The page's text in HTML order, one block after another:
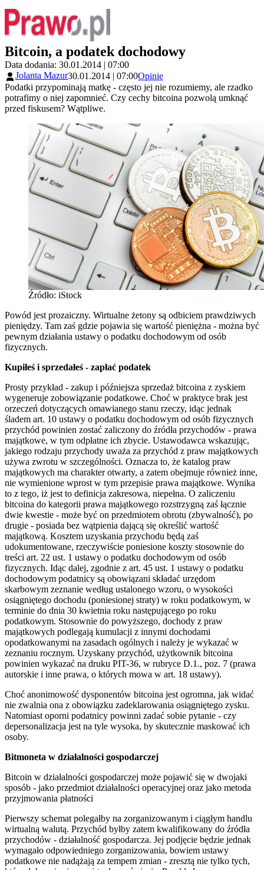
Bitcoin, a podatek dochodowy
Data dodania: 30.01.2014 | 07:00
Jolanta Mazur30.01.2014 | 07:00Opinie
Podatki przypominają matkę - często jej nie rozumiemy, ale rzadko
potrafimy o niej zapomnieć. Czy cechy bitcoina pozwolą umknąć
przed fiskusem? Wątpliwe.
Źródło: iStock
Powód jest prozaiczny. Wirtualne żetony są odbiciem prawdziwych
pieniędzy. Tam zaś gdzie pojawia się wartość pieniężna - można być
pewnym działania ustawy o podatku dochodowym od osób
fizycznych.
Kupiłeś i sprzedałeś - zapłać podatek
Prosty przykład - zakup i późniejsza sprzedaż bitcoina z zyskiem
wygeneruje zobowiązanie podatkowe. Choć w praktyce brak jest
orzeczeń dotyczących omawianego stanu rzeczy, idąc jednak
śladem art. 10 ustawy o podatku dochodowym od osób fizycznych
przychód powinien zostać zaliczony do źródła przychodów - prawa
majątkowe, w tym odpłatne ich zbycie. Ustawodawca wskazując,
jakiego rodzaju przychody uważa za przychód z praw majątkowych
używa zwrotu w szczególności. Oznacza to, że katalog praw
majątkowych ma charakter otwarty, a zatem obejmuje również inne,
nie wymienione wprost w tym przepisie prawa majątkowe. Wynika
to z tego, iż jest to definicja zakresowa, niepełna. O zaliczeniu
bitcoina do kategorii prawa majątkowego rozstrzygną zaś łącznie
dwie kwestie - może być on przedmiotem obrotu (zbywalność), po
drugie - posiada bez wątpienia dającą się określić wartość
majątkową. Kosztem uzyskania przychodu będą zaś
udokumentowane, rzeczywiście poniesione koszty stosownie do
treści art. 22 ust. 1 ustawy o podatku dochodowym od osób
fizycznych. Idąc dalej, zgodnie z art. 45 ust. 1 ustawy o podatku
dochodowym podatnicy są obowiązani składać urzędom
skarbowym zeznanie według ustalonego wzoru, o wysokości
osiągniętego dochodu (poniesionej straty) w roku podatkowym, w
terminie do dnia 30 kwietnia roku następującego po roku
podatkowym. Stosownie do powyższego, dochody z praw
majątkowych podlegają kumulacji z innymi dochodami
opodatkowanymi na zasadach ogólnych i należy je wykazać w
zeznaniu rocznym. Uzyskany przychód, użytkownik bitcoina
powinien wykazać na druku PIT-36, w rubryce D.1., poz. 7 (prawa
autorskie i inne prawa, o których mowa w art. 18 ustawy).
Choć anonimowość dysponentów bitcoina jest ogromna, jak widać
nie zwalnia ona z obowiązku zadeklarowania osiągniętego zysku.
Natomiast oporni podatnicy powinni zadać sobie pytanie - czy
depersonalizacja jest na tyle wysoka, by skutecznie maskować ich
osoby.
Bitmoneta w działalności gospodarczej
Bitcoin w działalności gospodarczej może pojawić się w dwojaki
sposób - jako przedmiot działalności operacyjnej oraz jako metoda
przyjmowania płatności
Pierwszy schemat polegałby na zorganizowanym i ciągłym handlu
wirtualną walutą. Przychód byłby zatem kwalifikowany do źródła
przychodów - działalność gospodarcza. Jej podjęcie będzie jednak
wymagało odpowiedniego zorganizowania, bowiem ustawy
podatkowe nie nadążają za tempem zmian - zresztą nie tylko tych,